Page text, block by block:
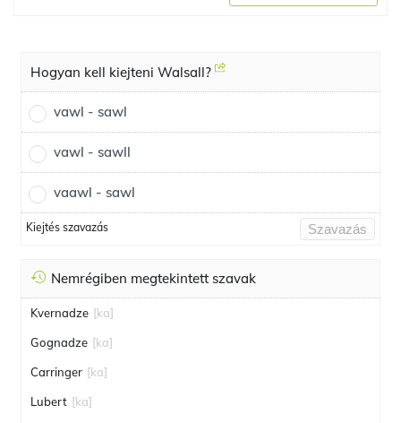
Hogyan kell kiejteni Walsall?
vawl - sawl
vawl - sawll
vaawl - sawl
Kiejtés szavazás Szavazás
Nemrégiben megtekintett szavak
Kvernadze [ka]
Gognadze [ka]
Carringer [ka]
Lubert [ka]